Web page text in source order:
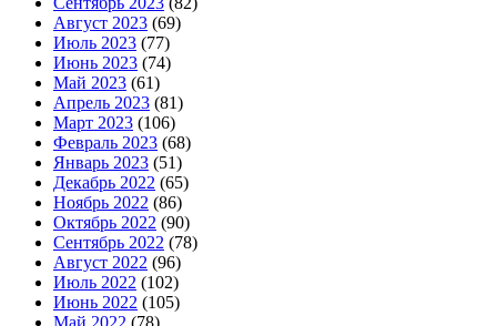
Август 2023 (69)
Июль 2023 (77)
Июнь 2023 (74)
Май 2023 (61)
Апрель 2023 (81)
Март 2023 (106)
Февраль 2023 (68)
Январь 2023 (51)
Декабрь 2022 (65)
Ноябрь 2022 (86)
Октябрь 2022 (90)
Сентябрь 2022 (78)
Август 2022 (96)
Июль 2022 (102)
Июнь 2022 (105)